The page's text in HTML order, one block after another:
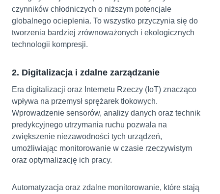
czynników chłodniczych o niższym potencjale
globalnego ocieplenia. To wszystko przyczynia się do
tworzenia bardziej zrównoważonych i ekologicznych
technologii kompresji.
2. Digitalizacja i zdalne zarządzanie
Era digitalizacji oraz Internetu Rzeczy (IoT) znacząco
wpływa na przemysł sprężarek tłokowych.
Wprowadzenie sensorów, analizy danych oraz technik
predykcyjnego utrzymania ruchu pozwala na
zwiększenie niezawodności tych urządzeń,
umożliwiając monitorowanie w czasie rzeczywistym
oraz optymalizację ich pracy.
Automatyzacja oraz zdalne monitorowanie, które stają